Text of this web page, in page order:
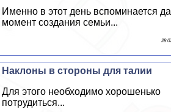
Именно в этот день вспоминается
момент создания семьи...
28
Наклоны в стороны для талии
Для этого необходимо хорошенько
потрудиться...